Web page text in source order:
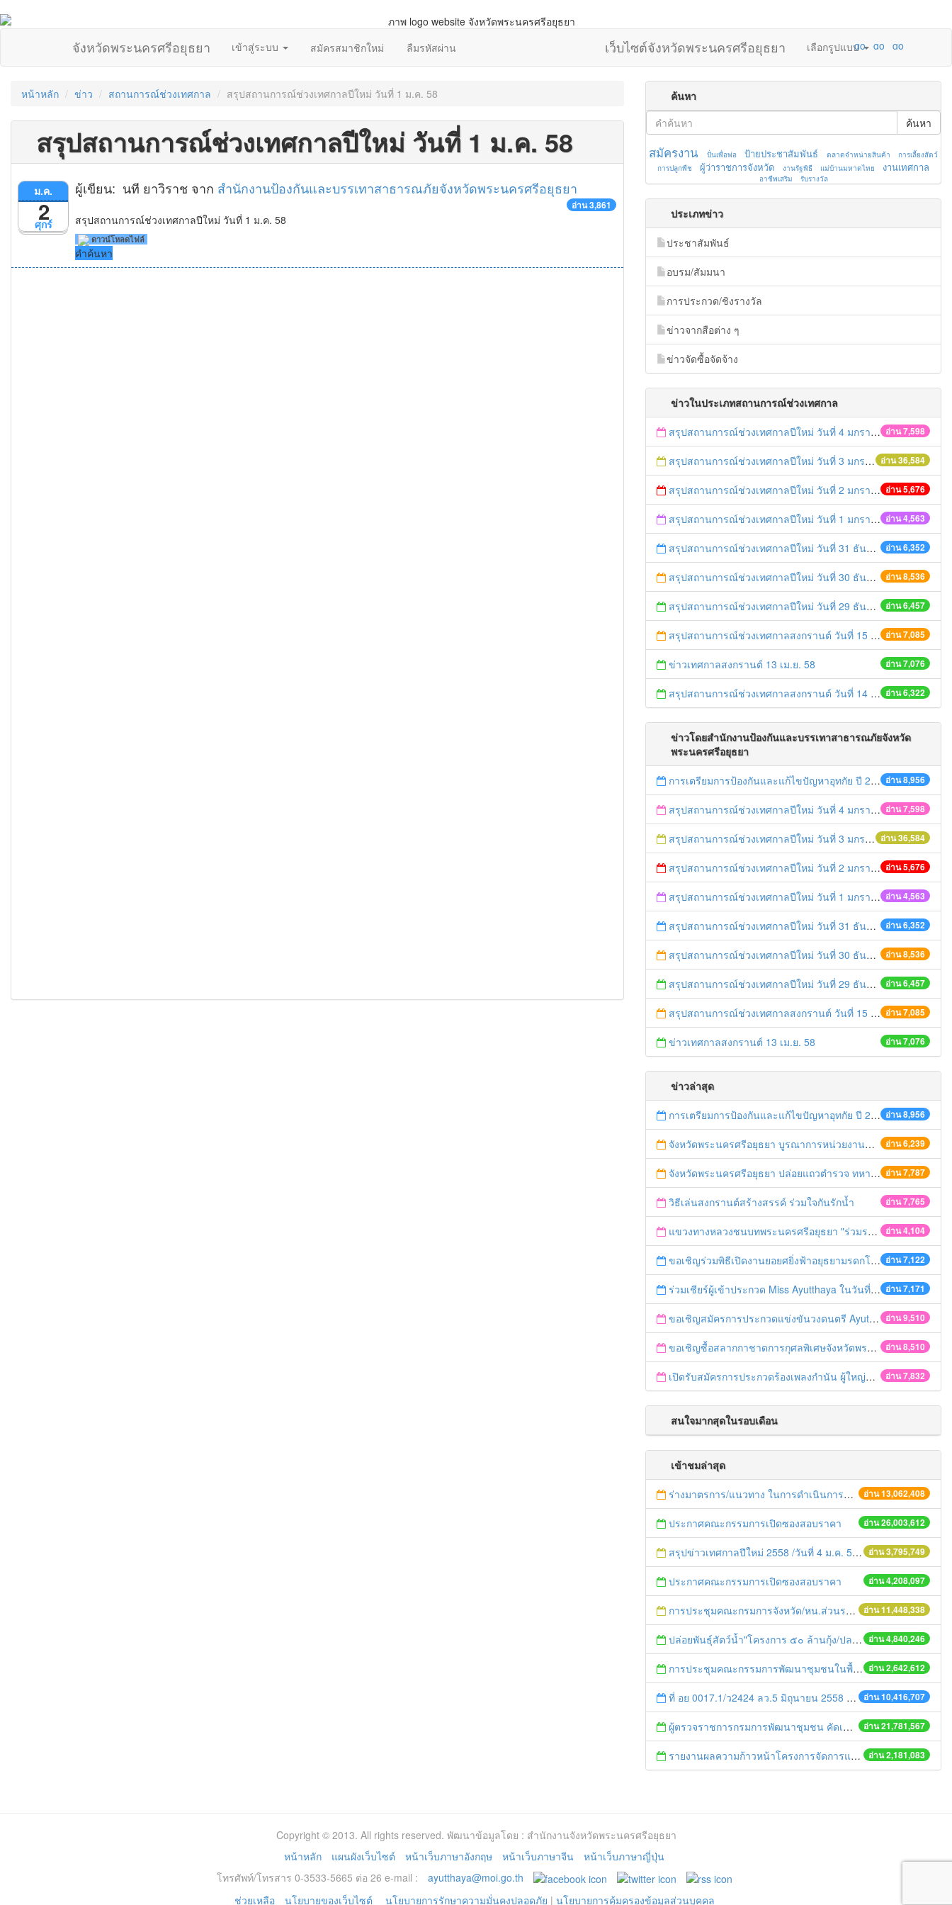
จังหวัดพระนครศรีอยุธยา เข้าสู่ระบบ สมัครสมาชิกใหม่ ลืมรหัสผ่าน เว็บไซต์จังหวัดพระนครศรีอยุธยา เลือกรูปแบบ
หน้าหลัก ข่าว สถานการณ์ช่วงเทศกาล สรุปสถานการณ์ช่วงเทศกาลปีใหม่ วันที่ 1 ม.ค. 58
สรุปสถานการณ์ช่วงเทศกาลปีใหม่ วันที่ 1 ม.ค. 58
ศุกร์
ม.ค.
2
ผู้เขียน: นที ยาวิราช จาก สำนักงานป้องกันและบรรเทาสาธารณภัยจังหวัดพระนครศรีอยุธยา
อ่าน 3,861
สรุปสถานการณ์ช่วงเทศกาลปีใหม่ วันที่ 1 ม.ค. 58
ดาวน์โหลดไฟล์
คำค้นหา
ค้นหา
ค้นหา
สมัครงาน ปั่นเพื่อพ่อ ป้ายประชาสัมพันธ์ ตลาดจำหน่ายสินค้า
การเลี้ยงสัตว์
การปลูกพืช
ผู้ว่าราชการจังหวัด งานรัฐพิธี แม่บ้านมหาดไทย งานเทศกาล
อาชีพเสริม รับรางวัล
ประเภทข่าว
ประชาสัมพันธ์
อบรม/สัมมนา
การประกวด/ชิงรางวัล
ข่าวจากสือต่าง ๆ
ข่าวจัดซื้อจัดจ้าง
ข่าวในประเภทสถานการณ์ช่วงเทศกาล
อ่าน 7,598
สรุปสถานการณ์ช่วงเทศกาลปีใหม่ วันที่ 4 มกราคม 2559
อ่าน 36,584
สรุปสถานการณ์ช่วงเทศกาลปีใหม่ วันที่ 3 มกราคม 2559
อ่าน 5,676
สรุปสถานการณ์ช่วงเทศกาลปีใหม่ วันที่ 2 มกราคม 2559
อ่าน 4,563
สรุปสถานการณ์ช่วงเทศกาลปีใหม่ วันที่ 1 มกราคม 2559
อ่าน 6,352
สรุปสถานการณ์ช่วงเทศกาลปีใหม่ วันที่ 31 ธันวาคม 2558
อ่าน 8,536
สรุปสถานการณ์ช่วงเทศกาลปีใหม่ วันที่ 30 ธันวาคม 2558
อ่าน 6,457
สรุปสถานการณ์ช่วงเทศกาลปีใหม่ วันที่ 29 ธันวาคม 2558
อ่าน 7,085
สรุปสถานการณ์ช่วงเทศกาลสงกรานต์ วันที่ 15 เมษายน 2558
อ่าน 7,076
ข่าวเทศกาลสงกรานต์ 13 เม.ย. 58
อ่าน 6,322
สรุปสถานการณ์ช่วงเทศกาลสงกรานต์ วันที่ 14 เมษายน 2558
ข่าวโดยสำนักงานป้องกันและบรรเทาสาธารณภัยจังหวัด
พระนครศรีอยุธยา
อ่าน 8,956
การเตรียมการป้องกันและแก้ไขปัญหาอุทกัย ปี 2561
อ่าน 7,598
สรุปสถานการณ์ช่วงเทศกาลปีใหม่ วันที่ 4 มกราคม 2559
อ่าน 36,584
สรุปสถานการณ์ช่วงเทศกาลปีใหม่ วันที่ 3 มกราคม 2559
อ่าน 5,676
สรุปสถานการณ์ช่วงเทศกาลปีใหม่ วันที่ 2 มกราคม 2559
อ่าน 4,563
สรุปสถานการณ์ช่วงเทศกาลปีใหม่ วันที่ 1 มกราคม 2559
อ่าน 6,352
สรุปสถานการณ์ช่วงเทศกาลปีใหม่ วันที่ 31 ธันวาคม 2558
อ่าน 8,536
สรุปสถานการณ์ช่วงเทศกาลปีใหม่ วันที่ 30 ธันวาคม 2558
อ่าน 6,457
สรุปสถานการณ์ช่วงเทศกาลปีใหม่ วันที่ 29 ธันวาคม 2558
อ่าน 7,085
สรุปสถานการณ์ช่วงเทศกาลสงกรานต์ วันที่ 15 เมษายน 2558
อ่าน 7,076
ข่าวเทศกาลสงกรานต์ 13 เม.ย. 58
ข่าวล่าสุด
อ่าน 8,956
การเตรียมการป้องกันและแก้ไขปัญหาอุทกัย ปี 2561
อ่าน 6,239
จังหวัดพระนครศรีอยุธยา บูรณาการหน่วยงานที่เกี่ยวข้อง ลงพื้นที่จัดระเบียบและดำเนินมาตรการตามบทลงโทษสูงสุดกับผู้ประกอบการร้านค้าที่ยังฝ่าฝืนตั้งร้านค้ารุกล้ำเขตพื้นที่ทางหลวง เตรียมความปลอดภัยก่อนเทศกาลสงกรานต์
อ่าน 7,787
จังหวัดพระนครศรีอยุธยา ปล่อยแถวตำรวจ ทหาร ฝ่ายปกครอง กว่า 100 นาย ตรวจเข้มท่ารถสาธารณะ สถานีขนส่งรถโดยสาร วินรถตู้ และสถานีรถไฟ เตรียมรับมือเทศกาลสงกรานต์
อ่าน 7,765
วิธีเล่นสงกรานต์สร้างสรรค์ ร่วมใจกันรักน้ำ
อ่าน 4,104
แขวงทางหลวงชนบทพระนครศรีอยุธยา "ร่วมรณรงค์ ขับช้า เปิดไฟหน้า คาดเข็มขัด" เทศกาลสงกรานต์ ปี 2561
อ่าน 7,122
ขอเชิญร่วมพิธีเปิดงานยอยศยิ่งฟ้าอยุธยามรดกโลก
อ่าน 7,171
ร่วมเชียร์ผู้เข้าประกวด Miss Ayutthaya ในวันที่ 15 ธันวาคม 2560
อ่าน 9,510
ขอเชิญสมัครการประกวดแข่งขันวงดนตรี Ayutthaya battle of the bands
อ่าน 8,510
ขอเชิญซื้อสลากกาชาดการกุศลพิเศษจังหวัดพระนครศรีอยุธยา 2560
อ่าน 7,832
เปิดรับสมัครการประกวดร้องเพลงกำนัน ผู้ใหญ่บ้าน ฯลฯ
สนใจมากสุดในรอบเดือน
เข้าชมล่าสุด
อ่าน 13,062,408
ร่างมาตรการ/แนวทาง ในการดำเนินการประกอบการตรวจราชการแบบบูรณาการ
อ่าน 26,003,612
ประกาศคณะกรรมการเปิดซองสอบราคา
อ่าน 3,795,749
สรุปข่าวเทศกาลปีใหม่ 2558 /วันที่ 4 ม.ค. 58
อ่าน 4,208,097
ประกาศคณะกรรมการเปิดซองสอบราคา
อ่าน 11,448,338
การประชุมคณะกรมการจังหวัด/หน.ส่วนราชการประจำเดือน มิถุนายน 2558
อ่าน 4,840,246
ปล่อยพันธุ์สัตว์น้ำ"โครงการ ๕๐ ล้านกุ้ง/ปลา ฟื้นชีวิตใหม่ให้เจ้าพระยา
อ่าน 2,642,612
การประชุมคณะกรรมการพัฒนาชุมชนในพื้นที่รอบโรงไฟฟ้า (คพรฟ.) ครั้งที่ 2/2558 กองทุนพัฒนาไฟฟ้าบริษัท โรจนะเพาเวอร์ จำกัด
อ่าน 10,416,707
ที่ อย 0017.1/ว2424 ลว.5 มิถุนายน 2558 เรื่อง แจ้งกำหนดตรวจประเมินและให้คะแนนหน่วยงานที่สมัครเข้าร่วมโครงการพัฒนาหน่วยงานต้นแบบในการจัดตั้งศูนย์ข้อมูลข่าวสารของราชการฯ ประจำปีงบประมาณ พ.ศ. 2558
อ่าน 21,781,567
ผู้ตรวจราชการกรมการพัฒนาชุมชน คัดเลือกข้าราชการและลูกจ้างดีเด่น และหน่วยงานพัฒนาชุมชนใสสะอาด ประจำปี ๒๕๕๔
อ่าน 2,181,083
รายงานผลความก้าวหน้าโครงการจัดการแก้ไขปัญหาขยะ สัปดาห์ที่ 9/2558
Copyright © 2013. All rights reserved. พัฒนาข้อมูลโดย : สำนักงานจังหวัดพระนครศรีอยุธยา
หน้าหลัก
แผนผังเว็บไซต์ หน้าเว็บภาษาอังกฤษ หน้าเว็บภาษาจีน
หน้าเว็บภาษาญี่ปุ่น
โทรศัพท์/โทรสาร 0-3533-5665 ต่อ 26 e-mail :
ayutthaya@moi.go.th
ช่วยเหลือ
นโยบายของเว็บไซต์ นโยบายการรักษาความมั่นคงปลอดภัย | นโยบายการคุ้มครองข้อมูลส่วนบุคคล